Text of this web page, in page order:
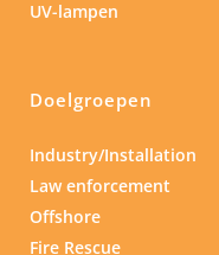
UV-lampen
Doelgroepen
Industry/Installation
Law enforcement
Offshore
Fire Rescue